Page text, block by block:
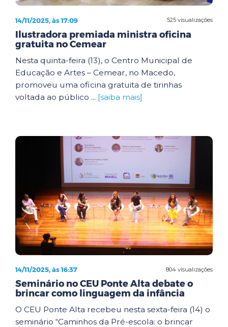
525 visualizações
14/11/2025, às 17:09
Ilustradora premiada ministra oficina
gratuita no Cemear
Nesta quinta-feira (13), o Centro Municipal de
Educação e Artes – Cemear, no Macedo,
promoveu uma oficina gratuita de tirinhas
voltada ao público ... [saiba mais]
804 visualizações
14/11/2025, às 16:37
Seminário no CEU Ponte Alta debate o
brincar como linguagem da infância
O CEU Ponte Alta recebeu nesta sexta-feira (14) o
seminário “Caminhos da Pré-escola: o brincar